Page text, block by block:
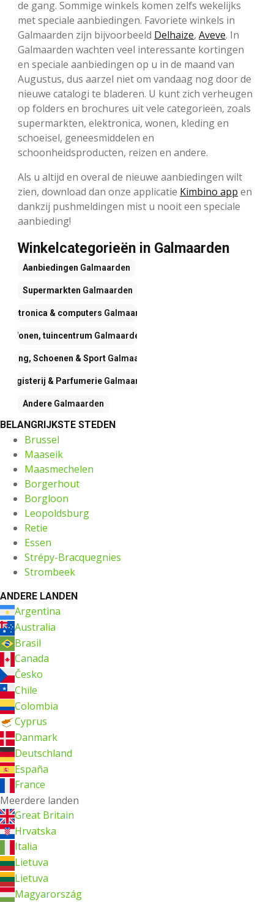
de gang. Sommige winkels komen zelfs wekelijks
met speciale aanbiedingen. Favoriete winkels in
Galmaarden zijn bijvoorbeeld Delhaize, Aveve. In
Galmaarden wachten veel interessante kortingen
en speciale aanbiedingen op u in de maand van
Augustus, dus aarzel niet om vandaag nog door de
nieuwe catalogi te bladeren. U kunt zich verheugen
op folders en brochures uit vele categorieën, zoals
supermarkten, elektronica, wonen, kleding en
schoeisel, geneesmiddelen en
schoonheidsproducten, reizen en andere.
Als u altijd en overal de nieuwe aanbiedingen wilt
zien, download dan onze applicatie Kimbino app en
dankzij pushmeldingen mist u nooit een speciale
aanbieding!
Winkelcategorieën in Galmaarden
Aanbiedingen Galmaarden
Supermarkten Galmaarden
Electronica & computers Galmaarden
Wonen, tuincentrum Galmaarden
Schoenen & SportGalmaarden
Drogisterij & ParfumerieGalmaarden
Andere Galmaarden
BELANGRIJKSTE STEDEN
Brussel
Maaseik
Maasmechelen
Borgerhout
Borgloon
Leopoldsburg
Retie
Essen
Strépy-Bracquegnies
Strombeek
ANDERE LANDEN
Argentina
Australia
Brasil
Canada
Česko
Chile
Colombia
Cyprus
Danmark
Deutschland
España
France
Meerdere landen
Great Britain
Hrvatska
Italia
Lietuva
Lietuva
Magyarország